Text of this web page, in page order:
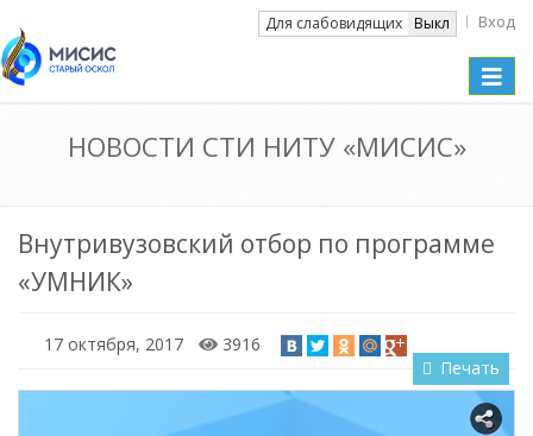
Для слабовидящих Выкл Вход
Toggle
НОВОСТИ СТИ НИТУ «МИСИС»
Внутривузовский отбор по программе
«УМНИК»
17 октября, 2017
3916
Печать